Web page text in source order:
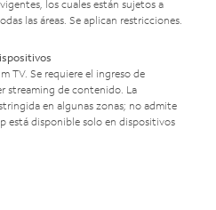
los cuales están sujetos a
las áreas. Se aplican restricciones.
TV. Se requiere el ingreso de
streaming de contenido. La
en algunas zonas; no admite
está disponible solo en dispositivos